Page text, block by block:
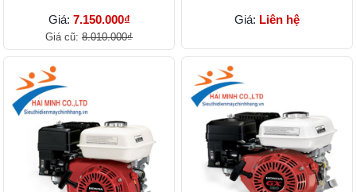
Giá: 7.150.000₫
Giá cũ: 8.010.000₫
Giá: Liên hệ